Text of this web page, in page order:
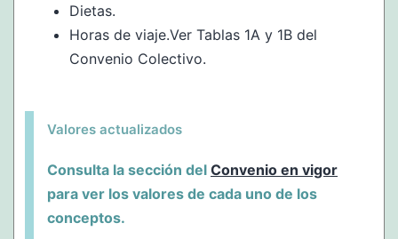
Dietas.
Horas de viaje.Ver Tablas 1A y 1B del
Convenio Colectivo.
Valores actualizados
Consulta la sección del Convenio en vigor
para ver los valores de cada uno de los
conceptos.